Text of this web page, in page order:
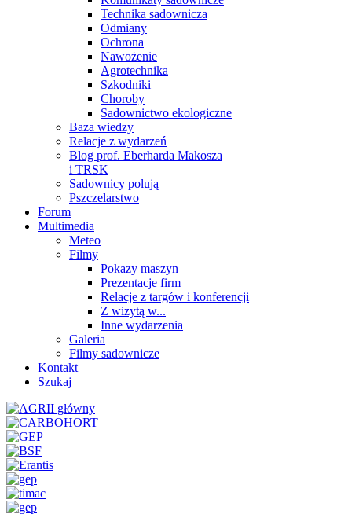
Technika sadownicza
Odmiany
Ochrona
Nawożenie
Agrotechnika
Szkodniki
Choroby
Sadownictwo ekologiczne
Baza wiedzy
Relacje z wydarzeń
Blog prof. Eberharda Makosza
i TRSK
Sadownicy polują
Pszczelarstwo
Forum
Multimedia
Meteo
Filmy
Pokazy maszyn
Prezentacje firm
Relacje z targów i konferencji
Z wizytą w...
Inne wydarzenia
Galeria
Filmy sadownicze
Kontakt
Szukaj